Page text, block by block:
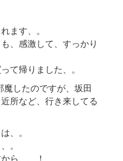
ます、。
、感激して、すっかり
て帰りました、。
したのですが、坂田
所など、行き来してる
、。
。
ら、、！